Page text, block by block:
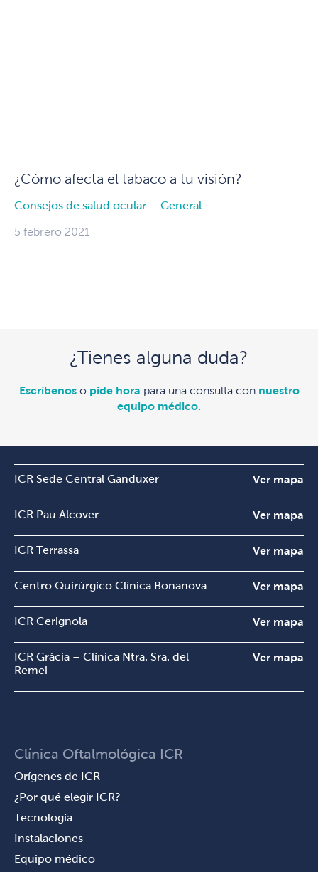
¿Cómo afecta el tabaco a tu visión?
Consejos de salud ocular General
5 febrero 2021
¿Tienes alguna duda?
Escríbenoso pide hora para una consulta con nuestro
equipo médico
ICR Sede Central Ganduxer Ver mapa
ICR Pau Alcover Ver mapa
ICR Terrassa Ver mapa
Centro Quirúrgico Clínica Bonanova Ver mapa
ICR Cerignola Ver mapa
ICR Gràcia – Clínica Ntra. Sra. del
Remei
Ver mapa
Clínica Oftalmológica ICR
Orígenes de ICR
¿Por qué elegir ICR?
Tecnología
Instalaciones
Equipo médico